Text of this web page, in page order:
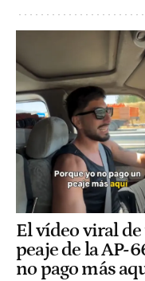
El vídeo viral de
peaje de la AP-
no pago más